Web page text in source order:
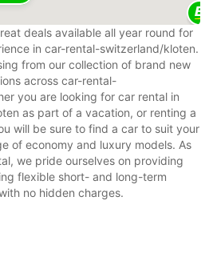
deals available all year round for
in car-rental-switzerland/kloten.
from our collection of brand new
across car-rental-
you are looking for car rental in
as part of a vacation, or renting a
will be sure to find a car to suit your
of economy and luxury models. As
we pride ourselves on providing
flexible short- and long-term
no hidden charges.